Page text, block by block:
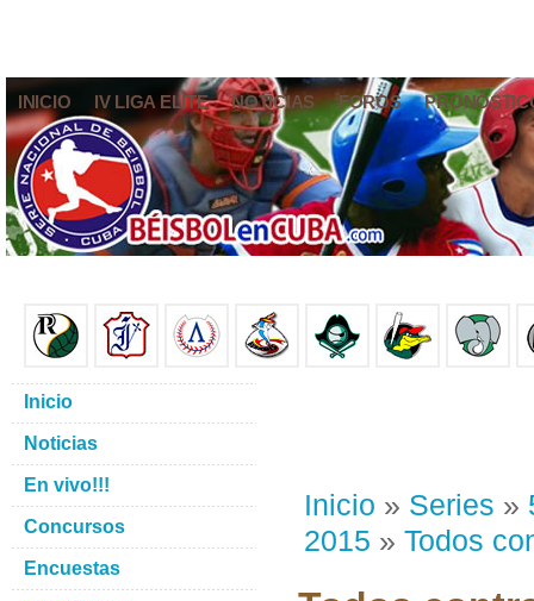
INICIO IV LIGA ELITE NOTICIAS FOROS
Inicio » Series »
2015 » Todos
Inicio
Noticias
En vivo!!!
Concursos
Encuestas